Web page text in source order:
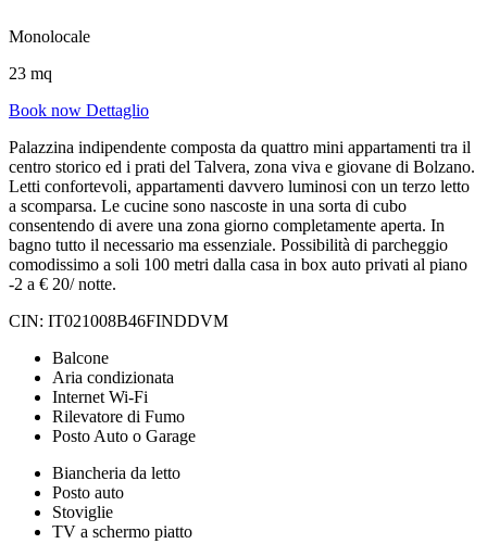
Monolocale
23 mq
Book now Dettaglio
Palazzina indipendente composta da quattro mini appartamenti tra il
centro storico ed i prati del Talvera, zona viva e giovane di Bolzano.
Letti confortevoli, appartamenti davvero luminosi con un terzo letto
a scomparsa. Le cucine sono nascoste in una sorta di cubo
consentendo di avere una zona giorno completamente aperta. In
bagno tutto il necessario ma essenziale. Possibilità di parcheggio
comodissimo a soli 100 metri dalla casa in box auto privati al piano
-2 a € 20/ notte.
CIN: IT021008B46FINDDVM
Balcone
Aria condizionata
Internet Wi-Fi
Rilevatore di Fumo
Posto Auto o Garage
Biancheria da letto
Posto auto
Stoviglie
TV a schermo piatto